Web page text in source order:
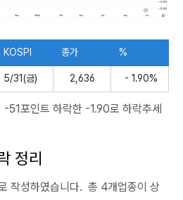
KOSPI 종가 %
5/31(금) 2,636 - 1.90%
51포인트 하락한 -1.90로 하락추세
정리
작성하였습니다. 총 4개업종이 상